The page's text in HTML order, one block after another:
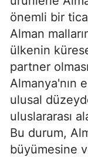
önemli bir
Alman
ülkenin
partner
Almanya'nın
ulusal
uluslararası
Bu durum,
büyümesine